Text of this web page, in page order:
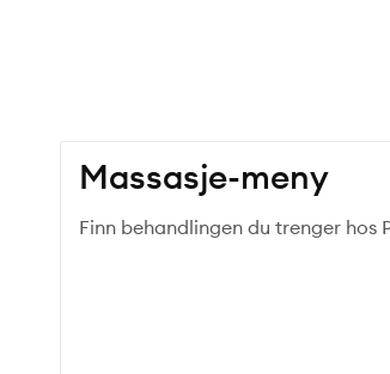
Massasje-meny
Finn behandlingen du trenger hos